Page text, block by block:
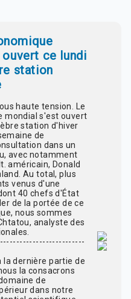
ce lundi
station
haute tension. Le
mondial s'est ouvert
station d'hiver
de
dans un
avec notamment
américain, Donald
Au total, plus
venus d'une
40 chefs d'État
de la portée de ce
nous sommes
analyste des
la dernière partie de
la consacrons
de
dans notre